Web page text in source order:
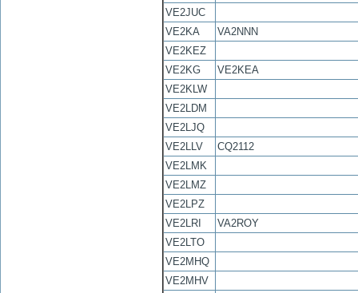
VE2JUC
VE2KA
VA2NNN
VE2KEZ
VE2KG
VE2KEA
VE2KLW
VE2LDM
VE2LJQ
VE2LLV
CQ2112
VE2LMK
VE2LMZ
VE2LPZ
VE2LRI
VA2ROY
VE2LTO
VE2MHQ
VE2MHV